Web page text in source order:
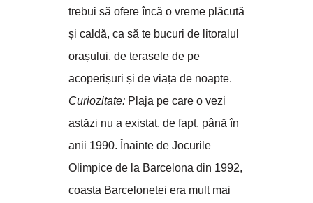
trebui să ofere încă o vreme plăcută
și caldă, ca să te bucuri de litoralul
orașului, de terasele de pe
acoperișuri și de viața de noapte.
Curiozitate: Plaja pe care o vezi
astăzi nu a existat, de fapt, până în
anii 1990. Înainte de Jocurile
Olimpice de la Barcelona din 1992,
coasta Barcelonetei era mult mai